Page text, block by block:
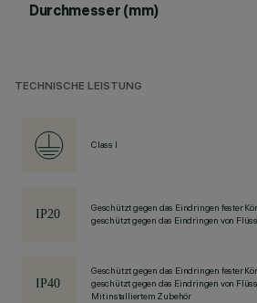
Durchmesser (mm)
TECHNISCHE LEISTUNG
Class I
Geschützt gegen das Eindringen fester
geschützt gegen das Eindringen von
Geschützt gegen das Eindringen fester
geschützt gegen das Eindringen von
Mit installiertem Zubehör